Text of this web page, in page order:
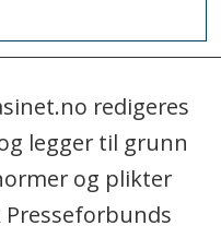
redigeres
legger til grunn
og plikter